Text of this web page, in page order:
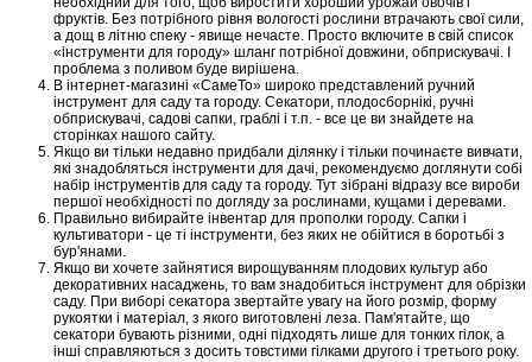
фруктів. Без потрібного рівня вологості рослини втрачають свої сили,
а дощ в літню спеку - явище нечасте. Просто включите в свій список
«інструменти для городу» шланг потрібної довжини, обприскувачі. І
проблема з поливом буде вирішена.
В інтернет-магазині «СамеТо» широко представлений ручний
інструмент для саду та городу. Секатори, плодосборнікі, ручні
обприскувачі, садові сапки, граблі і т.п. - все це ви знайдете на
сторінках нашого сайту.
Якщо ви тільки недавно придбали ділянку і тільки починаєте вивчати,
які знадобляться інструменти для дачі, рекомендуємо доглянути собі
набір інструментів для саду та городу. Тут зібрані відразу все вироби
першої необхідності по догляду за рослинами, кущами і деревами.
Правильно вибирайте інвентар для прополки городу. Сапки і
культиватори - це ті інструменти, без яких не обійтися в боротьбі з
бур'янами.
Якщо ви хочете зайнятися вирощуванням плодових культур або
декоративних насаджень, то вам знадобиться інструмент для обрізки
саду. При виборі секатора звертайте увагу на його розмір, форму
рукоятки і матеріал, з якого виготовлені леза. Пам'ятайте, що
секатори бувають різними, одні підходять лише для тонких гілок, а
інші справляються з досить товстими гілками другого і третього року.